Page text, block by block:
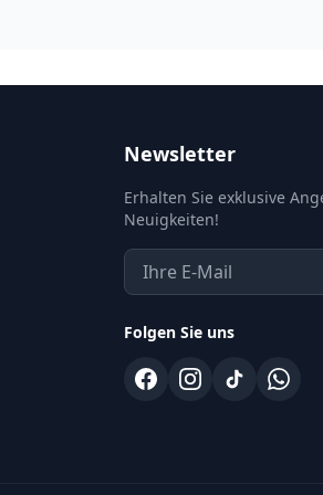
Newsletter
Erhalten Sie exklusive
Neuigkeiten!
Folgen Sie uns